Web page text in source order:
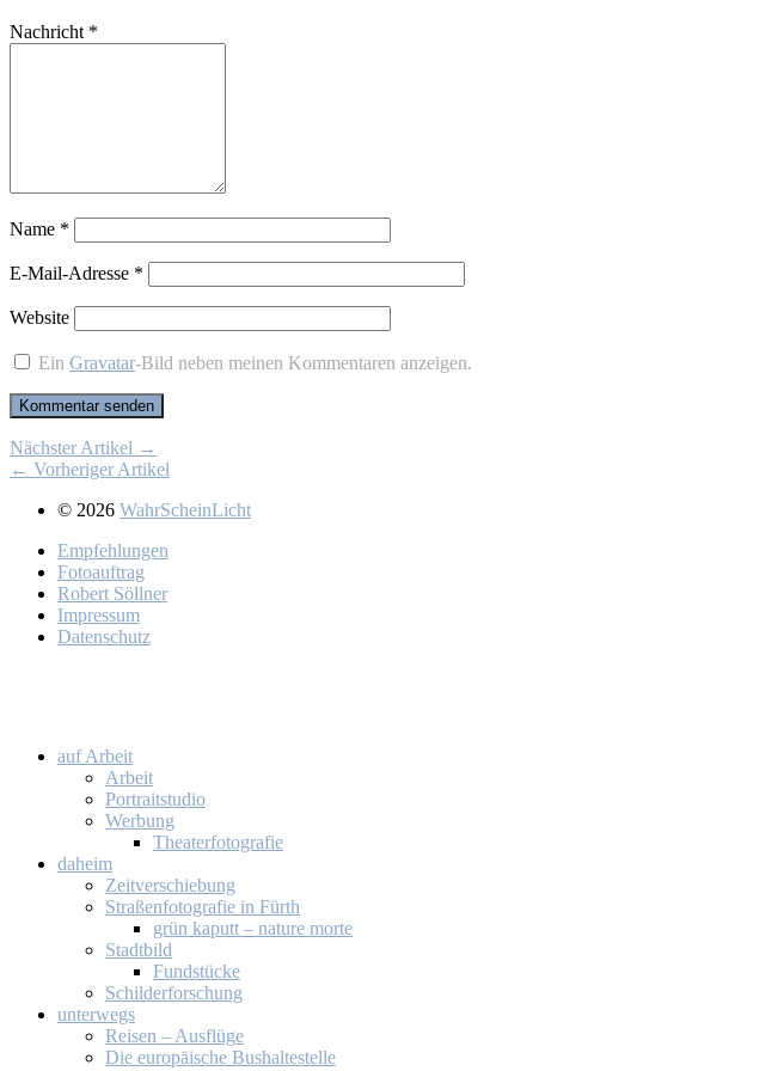
Nachricht *
Name *
E-Mail-Adresse *
Website
EinGravatar-Bild neben meinen Kommentaren anzeigen.
Nächster Artikel →
← Vorheriger Artikel
© 2026 WahrScheinLicht
Emp­feh­lun­gen
Fo­to­auf­trag
Ro­bert Söll­ner
Im­pres­sum
Da­ten­schutz
auf Ar­beit
Ar­beit
Por­trait­stu­dio
Wer­bung
Thea­ter­fo­to­gra­fie
da­heim
Zeit­ver­schie­bung
Stra­ßen­fo­to­gra­fie in Fürth
grün ka­putt – na­tu­re mor­te
Stadt­bild
Fund­stü­cke
Schil­der­for­schung
un­ter­wegs
Rei­sen – Aus­flü­ge
Die eu­ro­päi­sche Bus­hal­te­stel­le